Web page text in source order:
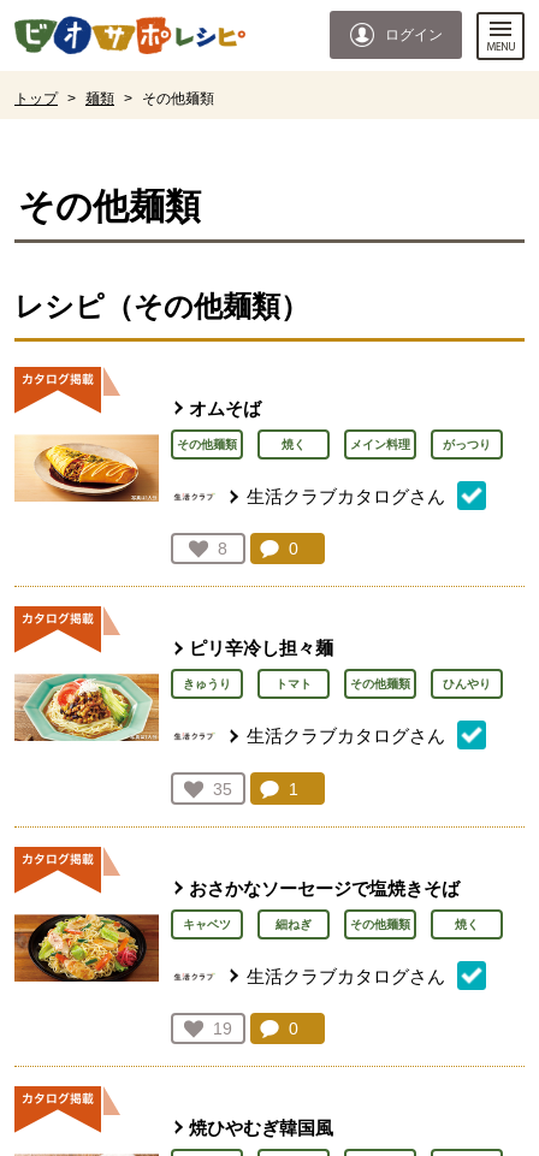
ページの先頭です。
ログイン
トップ > 麺類 > その他麺類
その他麺類
レシピ（その他麺類）
オムそば
その他麺類 焼く メイン料理 がっつり
生活クラブカタログさん
お気に入り登録：
8
人が登録
コメント：
0
ピリ辛冷し担々麺
きゅうり トマト その他麺類 ひんやり
生活クラブカタログさん
お気に入り登録：
35
人が登録
コメント：
1
おさかなソーセージで塩焼きそば
キャベツ 細ねぎ その他麺類 焼く
生活クラブカタログさん
お気に入り登録：
19
人が登録
コメント：
0
焼ひやむぎ韓国風